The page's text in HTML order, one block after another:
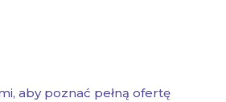
aby poznać pełną ofertę